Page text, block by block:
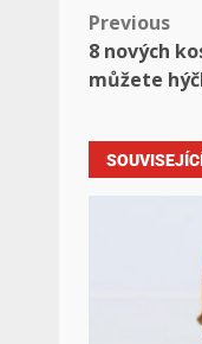
Previous
8 nových
můžete